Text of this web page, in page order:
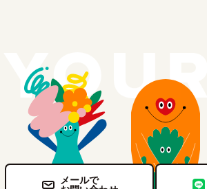
メールで